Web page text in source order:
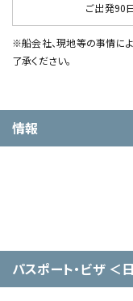
ご出発90
※船会社、現地等の事情に
了承ください。
情報
パスポート・ビザ